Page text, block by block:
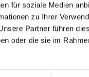
für soziale Medien
zu Ihrer
Partner führen
oder die sie im